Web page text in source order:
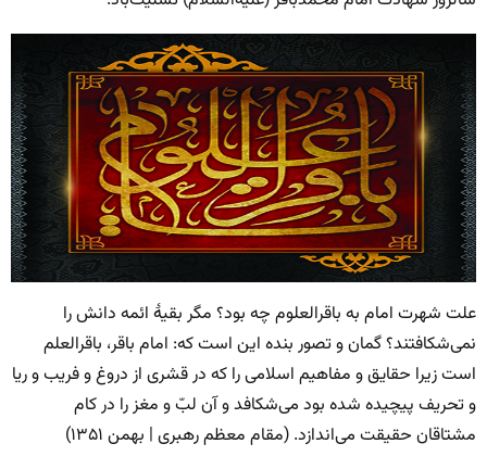
علت شهرت امام به باقرالعلوم چه بود؟ مگر بقیۀ ائمه دانش را
نمی‌شکافتند؟ گمان و تصور بنده این است که: امام باقر، باقرالعلم
است زیرا حقایق و مفاهیم اسلامی را که در قشری از دروغ و فریب و ریا
و تحریف پیچیده شده بود می‌شکافد و آن لبّ و مغز را در کام
مشتاقان حقیقت می‌اندازد. (مقام معظم رهبری | بهمن ۱۳۵۱)